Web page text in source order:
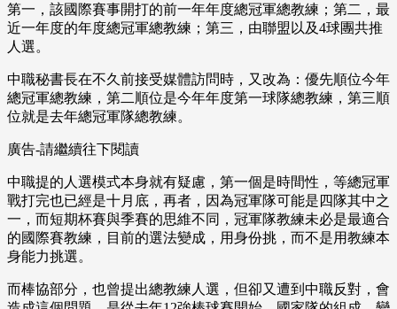
第一，該國際賽事開打的前一年年度總冠軍總教練；第二，最
近一年度的年度總冠軍總教練；第三，由聯盟以及4球團共推
人選。
中職秘書長在不久前接受媒體訪問時，又改為：優先順位今年
總冠軍總教練，第二順位是今年年度第一球隊總教練，第三順
位就是去年總冠軍隊總教練。
廣告-請繼續往下閱讀
中職提的人選模式本身就有疑慮，第一個是時間性，等總冠軍
戰打完也已經是十月底，再者，因為冠軍隊可能是四隊其中之
一，而短期杯賽與季賽的思維不同，冠軍隊教練未必是最適合
的國際賽教練，目前的選法變成，用身份挑，而不是用教練本
身能力挑選。
而棒協部分，也曾提出總教練人選，但卻又遭到中職反對，會